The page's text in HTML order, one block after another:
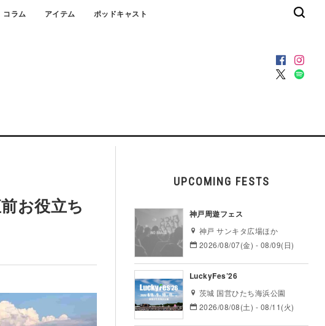
コラム アイテム ポッドキャスト
お役立ち
UPCOMING FESTS
神戸周遊フェス
神戸 サンキタ広場ほか
2026/08/07(金) - 08/09(日)
LuckyFes’26
茨城 国営ひたち海浜公園
2026/08/08(土) - 08/11(火)